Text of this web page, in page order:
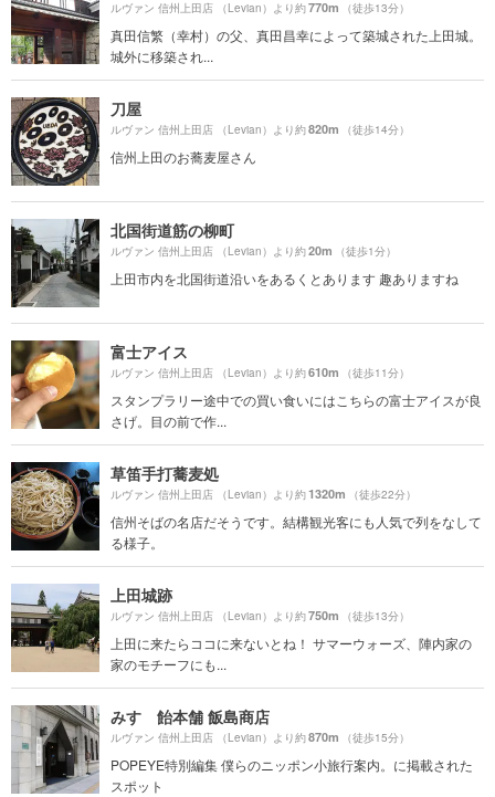
ルヴァン 信州上田店 （Levian）より約770m （徒歩13分）
真田信繁（幸村）の父、真田昌幸によって築城された上田城。
城外に移築され...
刀屋
ルヴァン 信州上田店 （Levian）より約820m （徒歩14分）
信州上田のお蕎麦屋さん
北国街道筋の柳町
ルヴァン 信州上田店 （Levian）より約20m （徒歩1分）
上田市内を北国街道沿いをあるくとあります 趣ありますね
富士アイス
ルヴァン 信州上田店 （Levian）より約610m （徒歩11分）
スタンプラリー途中での買い食いにはこちらの富士アイスが良
さげ。目の前で作...
草笛手打蕎麦処
ルヴァン 信州上田店 （Levian）より約1320m （徒歩22分）
信州そばの名店だそうです。結構観光客にも人気で列をなして
る様子。
上田城跡
ルヴァン 信州上田店 （Levian）より約750m （徒歩13分）
上田に来たらココに来ないとね！ サマーウォーズ、陣内家の
家のモチーフにも...
みすゞ飴本舗 飯島商店
ルヴァン 信州上田店 （Levian）より約870m （徒歩15分）
POPEYE特別編集 僕らのニッポン小旅行案内。に掲載された
スポット